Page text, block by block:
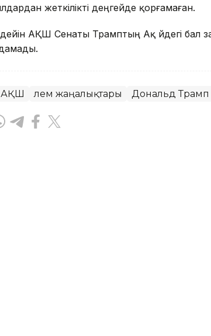
жеткілікті деңгейде қорғамаған.
АҚШ Сенаты Трамптың Ақ үйдегі бал
АҚШ Әлем жаңалықтары Дональд Трамп